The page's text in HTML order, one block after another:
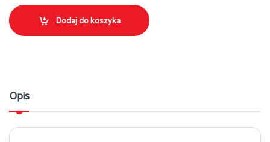
Dodaj do koszyka
Opis